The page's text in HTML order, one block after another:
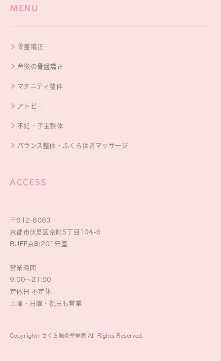
MENU
骨盤矯正
産後の骨盤矯正
マタニティ整体
アトピー
不妊・子宝整体
バランス整体・ふくらはぎマッサージ
ACCESS
〒612-8083
京都市伏見区京町5丁目104-6
RUFF京町201号室
営業時間
9:00～21:00
定休日 不定休
土曜・日曜・祝日も営業
Copyright© さくら鍼灸整骨院 All Rights Reserved.